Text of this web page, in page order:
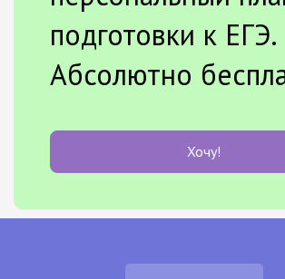
подготовки к ЕГЭ.
Абсолютно
Хочу!